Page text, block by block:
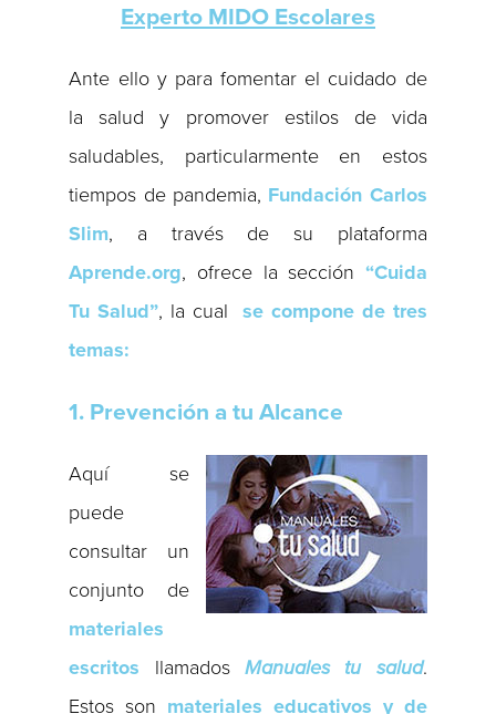
Experto MIDO Escolares
Ante ello y para fomentar el cuidado de
la salud y promover estilos de vida
saludables, particularmente en estos
tiempos de pandemia, Fundación Carlos
Slim, a través de su plataforma
Aprende.org, ofrece la sección “Cuida
Tu Salud”, la cualse compone de tres
temas:
1. Prevención a tu Alcance
Aquí se
puede
consultar un
conjunto de
materiales
escritos llamados Manuales tu salud.
Estos son materiales educativos y de